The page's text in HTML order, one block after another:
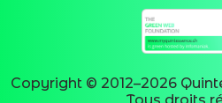
Copyright © 2012–2026